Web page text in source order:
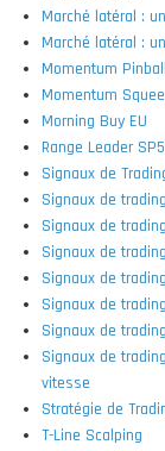
Marché latéral :
Marché latéral :
Momentum Pinball
Momentum
Morning Buy EU
Range Leader
Signaux de
Signaux de
Signaux de
Signaux de
Signaux de
Signaux de
Signaux de
Signaux de
vitesse
Stratégie de
T-Line Scalping